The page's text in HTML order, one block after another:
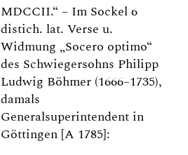
MDCCII.“ – Im Sockel 6
distich. lat. Verse u.
Widmung „Socero optimo“
des Schwiegersohns Philipp
Ludwig Böhmer (1666–1735),
damals
Generalsuperintendent in
Göttingen [A 1785]: